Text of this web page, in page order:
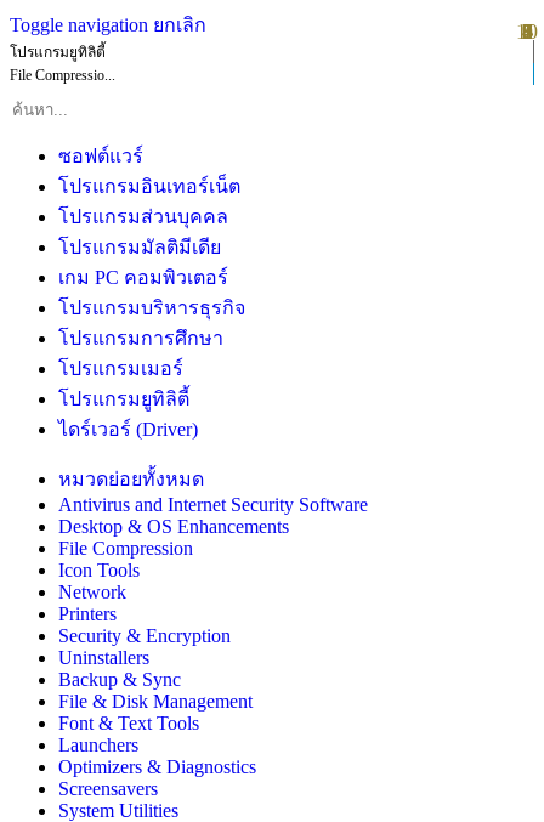
Toggle navigation ยกเลิก
โปรแกรมยูทิลิตี้
File Compressio...
ซอฟต์แวร์
โปรแกรมอินเทอร์เน็ต
โปรแกรมส่วนบุคคล
โปรแกรมมัลติมีเดีย
เกม PC คอมพิวเตอร์
โปรแกรมบริหารธุรกิจ
โปรแกรมการศึกษา
โปรแกรมเมอร์
โปรแกรมยูทิลิตี้
ไดร์เวอร์ (Driver)
หมวดย่อยทั้งหมด
Antivirus and Internet Security Software
Desktop & OS Enhancements
File Compression
Icon Tools
Network
Printers
Security & Encryption
Uninstallers
Backup & Sync
File & Disk Management
Font & Text Tools
Launchers
Optimizers & Diagnostics
Screensavers
System Utilities
1
2
3
4
5
6
7
8
9
10